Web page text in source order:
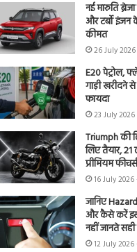
नई मारुति
और टर्बो
कीमत
26 July
E20 पेट्रोल,
गाड़ी खरीदने
फायदा
23 July 2026
Triumph की
लिए तैयार,
प्रीमियम
16 July 2026
जानिए
और कैसे करें
नहीं जानते
12 July 2026